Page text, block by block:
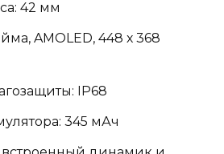
42 мм
AMOLED, 448 х 368
IP68
345 мАч